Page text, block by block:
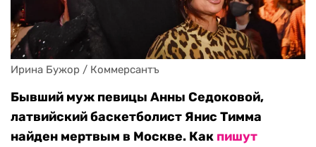
Ирина Бужор / Коммерсантъ
Бывший муж певицы Анны Седоковой,
латвийский баскетболист Янис Тимма
найден мертвым в Москве. Как пишут